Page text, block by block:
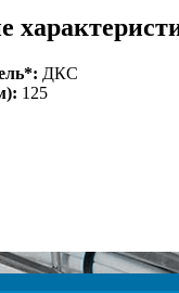
ДКС
125